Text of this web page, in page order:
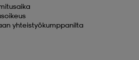
yhteistyökumppanilta